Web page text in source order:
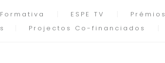
ESPE TV Prémios
Projectos Co-financiados